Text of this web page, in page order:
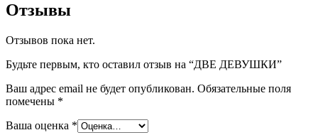
Отзывы
Отзывов пока нет.
Будьте первым, кто оставил отзыв на “ДВЕ ДЕВУШКИ”
Ваш адрес email не будет опубликован. Обязательные поля
помечены *
Ваша оценка *